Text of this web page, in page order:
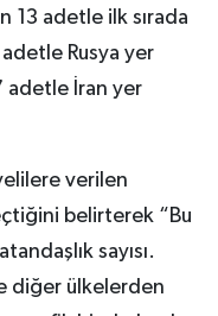
13 adetle ilk sırada
Rusya yer
adetle İran yer
verilen
belirterek “Bu
sayısı.
diğer ülkelerden